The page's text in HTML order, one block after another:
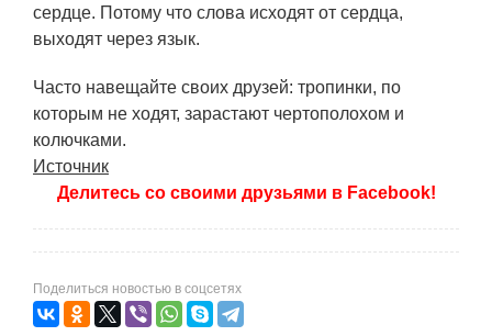
сердце. Потому что слова исходят от сердца,
выходят через язык.
Часто навещайте своих друзей: тропинки, по
которым не ходят, зарастают чертополохом и
колючками.
Источник
Делитесь со своими друзьями в Facebook!
Поделиться новостью в соцсетях